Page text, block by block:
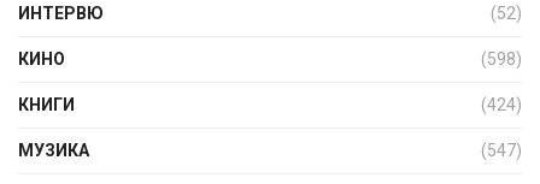
ИНТЕРВЮ (52)
КИНО (598)
КНИГИ (424)
МУЗИКА (547)